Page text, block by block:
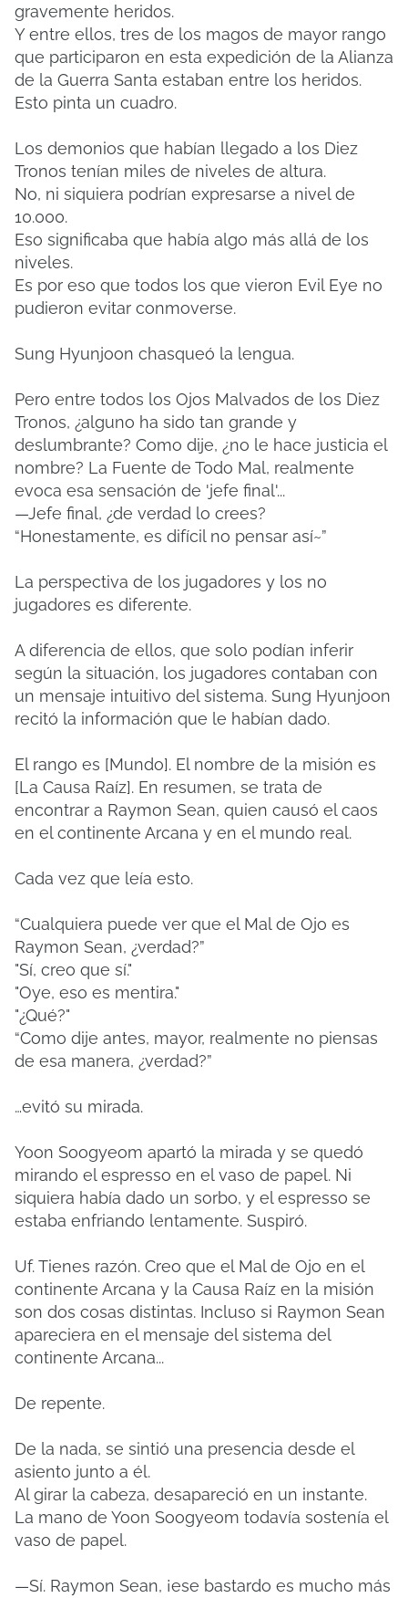
gravemente heridos.
Y entre ellos, tres de los magos de mayor rango
que participaron en esta expedición de la Alianza
de la Guerra Santa estaban entre los heridos.
Esto pinta un cuadro.
Los demonios que habían llegado a los Diez
Tronos tenían miles de niveles de altura.
No, ni siquiera podrían expresarse a nivel de
10.000.
Eso significaba que había algo más allá de los
niveles.
Es por eso que todos los que vieron Evil Eye no
pudieron evitar conmoverse.
Sung Hyunjoon chasqueó la lengua.
Pero entre todos los Ojos Malvados de los Diez
Tronos, ¿alguno ha sido tan grande y
deslumbrante? Como dije, ¿no le hace justicia el
nombre? La Fuente de Todo Mal, realmente
evoca esa sensación de 'jefe final'...
—Jefe final, ¿de verdad lo crees?
“Honestamente, es difícil no pensar así~”
La perspectiva de los jugadores y los no
jugadores es diferente.
A diferencia de ellos, que solo podían inferir
según la situación, los jugadores contaban con
un mensaje intuitivo del sistema. Sung Hyunjoon
recitó la información que le habían dado.
El rango es [Mundo]. El nombre de la misión es
[La Causa Raíz]. En resumen, se trata de
encontrar a Raymon Sean, quien causó el caos
en el continente Arcana y en el mundo real.
Cada vez que leía esto.
“Cualquiera puede ver que el Mal de Ojo es
Raymon Sean, ¿verdad?”
"Sí, creo que sí."
"Oye, eso es mentira."
"¿Qué?"
“Como dije antes, mayor, realmente no piensas
de esa manera, ¿verdad?”
…evitó su mirada.
Yoon Soogyeom apartó la mirada y se quedó
mirando el espresso en el vaso de papel. Ni
siquiera había dado un sorbo, y el espresso se
estaba enfriando lentamente. Suspiró.
Uf. Tienes razón. Creo que el Mal de Ojo en el
continente Arcana y la Causa Raíz en la misión
son dos cosas distintas. Incluso si Raymon Sean
apareciera en el mensaje del sistema del
continente Arcana...
De repente.
De la nada, se sintió una presencia desde el
asiento junto a él.
Al girar la cabeza, desapareció en un instante.
La mano de Yoon Soogyeom todavía sostenía el
vaso de papel.
—Sí. Raymon Sean, ¡ese bastardo es mucho más